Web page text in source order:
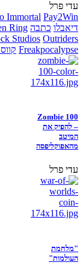
עדי פרל
Immortal Pay2Win
דיאבלו כתבה Ring
Studios Outriders
Freakpocalypse
Zombie 100
– להפיק את
המיטב
מהאפוקליפסה
עדי פרל
"מלחמת
העולמות"